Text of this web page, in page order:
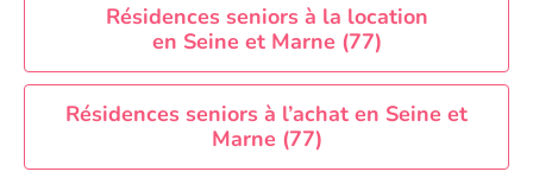
EHPAD Paris
EHPAD Royan
EHPAD Saint-Etienne
EHPAD Toulouse
EHPAD Tours
Résidences seniors à la location
en Seine et Marne (77)
Résidences seniors à l’achat en Seine et
Marne (77)